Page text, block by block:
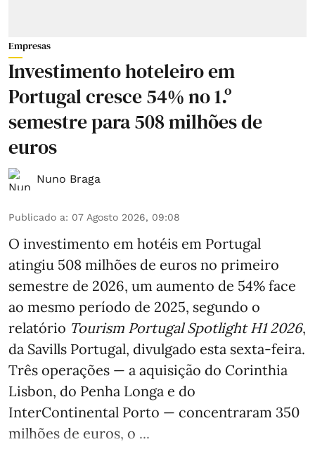
Empresas
Investimento hoteleiro em
Portugal cresce 54% no 1.º
semestre para 508 milhões de
euros
Nuno Braga
Publicado a: 07 Agosto 2026, 09:08
O investimento em hotéis em Portugal
atingiu 508 milhões de euros no primeiro
semestre de 2026, um aumento de 54% face
ao mesmo período de 2025, segundo o
relatório Tourism Portugal Spotlight H1 2026,
da Savills Portugal, divulgado esta sexta-feira.
Três operações — a aquisição do Corinthia
Lisbon, do Penha Longa e do
InterContinental Porto — concentraram 350
milhões de euros, o ...